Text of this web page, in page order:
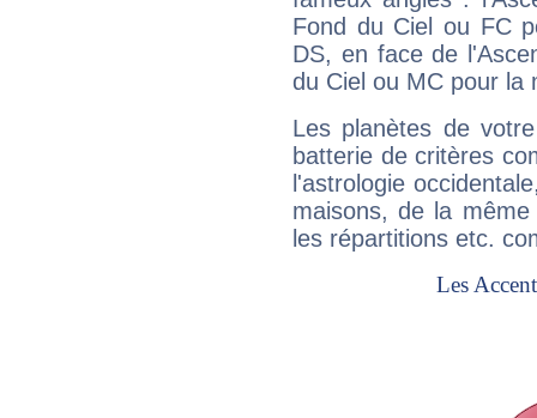
Fond du Ciel ou FC
DS, en face de
du Ciel ou MC pour la
Les planètes de
batterie de critères
l'astrologie
maisons, de la
les répartitions etc.